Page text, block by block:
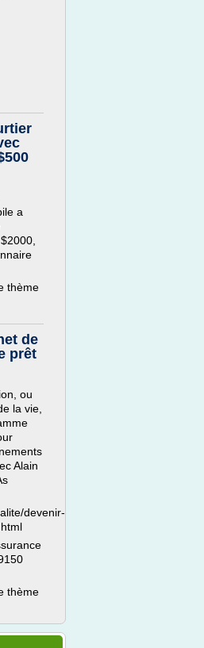
a
thème
de
prêt
ou
la vie,
Alain
devenir-
thème